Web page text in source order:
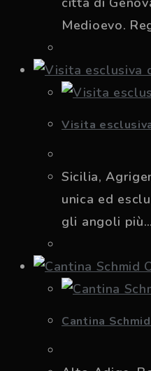
Medioevo.
Visita
Sicilia,
unica ed
gli angoli più…
Cantina